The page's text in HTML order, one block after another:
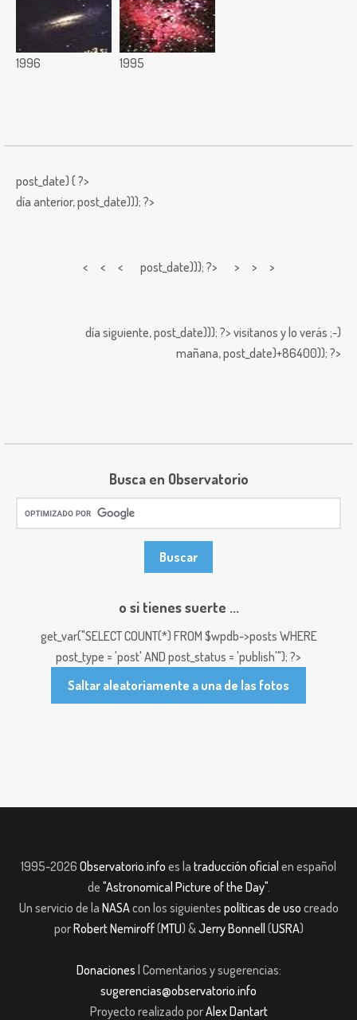
1996 1995
post_date) { ?>
día anterior,post_date))); ?>
< < < post_date))); ?> > > >
día siguiente,post_date))); ?> visitanos y lo verás ;-)
mañana,post_date)+86400)); ?>
Busca en Observatorio
o si tienes suerte ...
get_var("SELECT COUNT(*) FROM $wpdb->posts WHERE
post_type = 'post' AND post_status = 'publish'"); ?>
Saltar aleatoriamente a una de las fotos
1995-2026 Observatorio.info es la traducción oficial en español
de "Astronomical Picture of the Day".
Un servicio de la NASAcon los siguientes políticas de uso creado
porRobert Nemiroff(MTU) &Jerry Bonnell (USRA)
Donaciones | Comentarios y sugerencias:
sugerencias@observatorio.info
Proyecto realizado porAlex Dantart